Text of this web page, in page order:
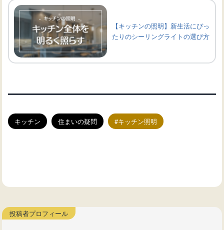
【キッチンの照明】新生活にぴっ
たりのシーリングライトの選び方
キッチン 住まいの疑問 キッチン照明